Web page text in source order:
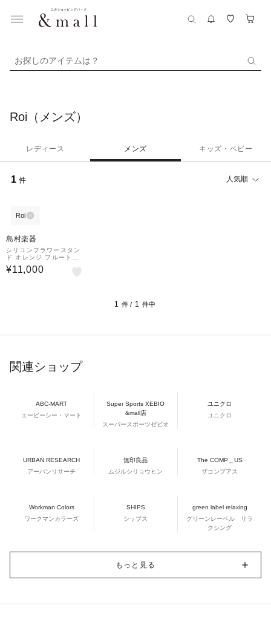
お探しのアイテムは？
Roi（メンズ）
レディース メンズ キッズ・ベビー
1 件 人気順
Roi
島村楽器
シリコンフラワースタン
ド オレンジ フルート用
スタンド
¥11,000
1 件 / 1 件中
関連ショップ
ABC-MART
エービーシー・マート
Super Sports XEBIO
&mall店
スーパースポーツゼビオ
ユニクロ
ユニクロ
URBAN RESEARCH
アーバンリサーチ
無印良品
ムジルシリョウヒン
The COMP＿US
ザコンプアス
Workman Colors
ワークマンカラーズ
SHIPS
シップス
green label relaxing
グリーンレーベル リラ
クシング
もっと見る